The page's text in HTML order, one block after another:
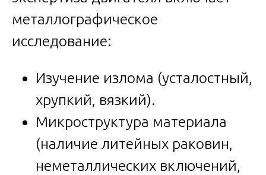
металлографическое
исследование:
Изучение излома (усталостный,
хрупкий, вязкий).
Микроструктура материала
(наличие литейных раковин,
неметаллических включений,